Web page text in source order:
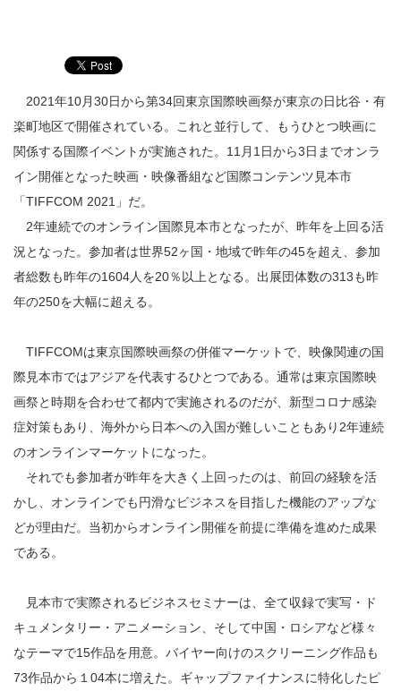
2021年10月30日から第34回東京国際映画祭が東京の日比谷・有
楽町地区で開催されている。これと並行して、もうひとつ映画に
関係する国際イベントが実施された。11月1日から3日までオンラ
イン開催となった映画・映像番組など国際コンテンツ見本市
「TIFFCOM 2021」だ。
2年連続でのオンライン国際見本市となったが、昨年を上回る活
況となった。参加者は世界52ヶ国・地域で昨年の45を超え、参加
者総数も昨年の1604人を20％以上となる。出展団体数の313も昨
年の250を大幅に超える。
TIFFCOMは東京国際映画祭の併催マーケットで、映像関連の国
際見本市ではアジアを代表するひとつである。通常は東京国際映
画祭と時期を合わせて都内で実施されるのだが、新型コロナ感染
症対策もあり、海外から日本への入国が難しいこともあり2年連続
のオンラインマーケットになった。
それでも参加者が昨年を大きく上回ったのは、前回の経験を活
かし、オンラインでも円滑なビジネスを目指した機能のアップな
どが理由だ。当初からオンライン開催を前提に準備を進めた成果
である。
見本市で実際されるビジネスセミナーは、全て収録で実写・ド
キュメンタリー・アニメーション、そして中国・ロシアなど様々
なテーマで15作品を用意。バイヤー向けのスクリーニング作品も
73作品から１04本に増えた。ギャップファイナンスに特化したピ